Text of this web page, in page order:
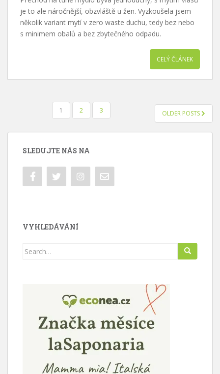
je to ale náročnější, obzvláště u žen. Vyzkoušela jsem
několik variant mytí v zero waste duchu, tedy bez nebo
s minimem obalů a bez zbytečného odpadu.
CELÝ ČLÁNEK
NAVIGACE
PŘÍSPĚVKY
1 2 3 OLDER POSTS
SLEDUJTE NÁS NA
VYHLEDÁVÁNÍ
Search